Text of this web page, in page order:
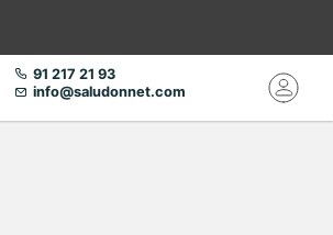
91 217 21 93
info@saludonnet.com